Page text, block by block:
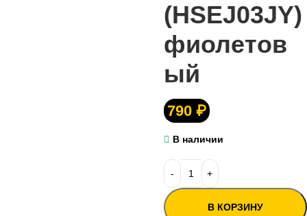
(HSEJ03JY)
фиолетов
ый
790 ₽
В наличии
В КОРЗИНУ